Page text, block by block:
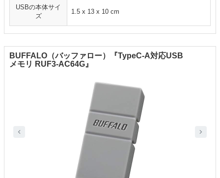
USBの本体サイ
ズ
‎1.5 x 13 x 10 cm
BUFFALO（バッファロー）『TypeC-A対応USB
メモリ RUF3-AC64G』